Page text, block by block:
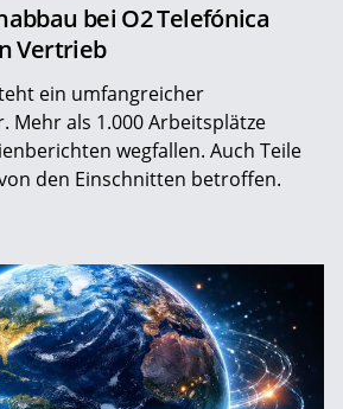
bei O2 Telefónica
Vertrieb
ein umfangreicher
Mehr als 1.000 Arbeitsplätze
wegfallen. Auch Teile
den Einschnitten betroffen.